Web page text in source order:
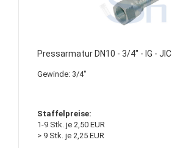
Pressarmatur DN10 - 3/4" - IG - JIC
Gewinde: 3/4"
Staffelpreise:
1-9 Stk. je 2,50 EUR
> 9 Stk. je 2,25 EUR